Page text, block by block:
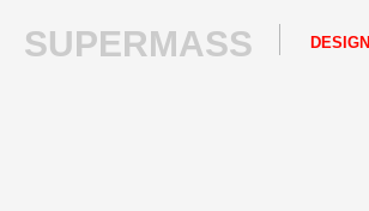
SUPERMASS DESIGN